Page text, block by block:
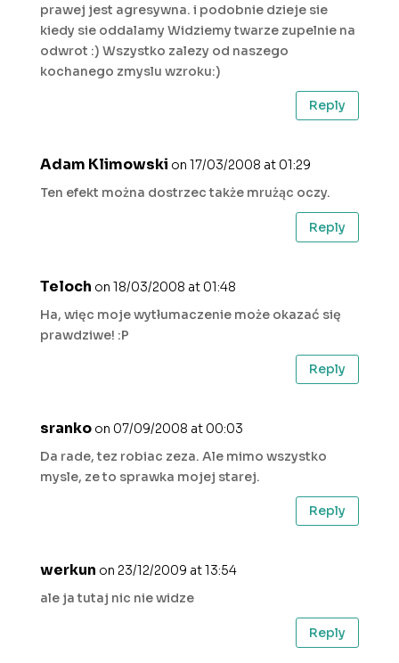
prawej jest agresywna. i podobnie dzieje sie
kiedy sie oddalamy Widziemy twarze zupelnie na
odwrot :) Wszystko zalezy od naszego
kochanego zmyslu wzroku:)
Reply
Adam Klimowski on 17/03/2008 at 01:29
Ten efekt można dostrzec także mrużąc oczy.
Reply
Teloch on 18/03/2008 at 01:48
Ha, więc moje wytłumaczenie może okazać się
prawdziwe! :P
Reply
sranko on 07/09/2008 at 00:03
Da rade, tez robiac zeza. Ale mimo wszystko
mysle, ze to sprawka mojej starej.
Reply
werkun on 23/12/2009 at 13:54
ale ja tutaj nic nie widze
Reply